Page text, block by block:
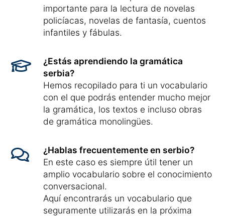
importante para la lectura de novelas
policíacas, novelas de fantasía, cuentos
infantiles y fábulas.
¿Estás aprendiendo la gramática
serbia?
Hemos recopilado para ti un vocabulario
con el que podrás entender mucho mejor
la gramática, los textos e incluso obras
de gramática monolingües.
¿Hablas frecuentemente en serbio?
En este caso es siempre útil tener un
amplio vocabulario sobre el conocimiento
conversacional.
Aquí encontrarás un vocabulario que
seguramente utilizarás en la próxima